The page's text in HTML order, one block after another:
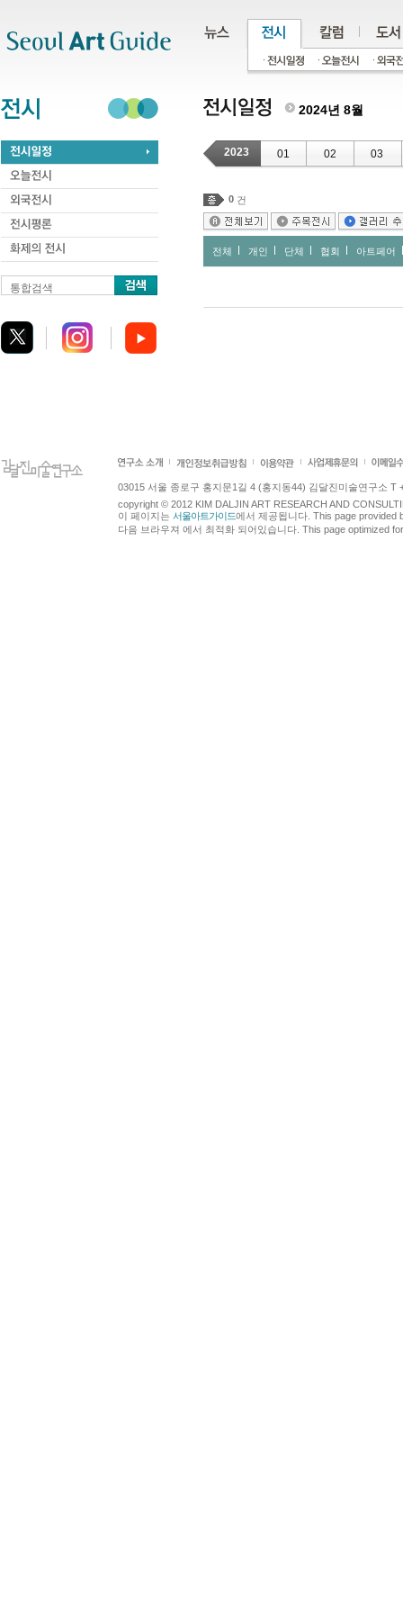
통합검색
2024년 8월
2023 01 02 03
0 건
전체 개인 단체 협회 아트페어
03015 서울 종로구 홍지문1길 4 (홍지동44) 김달진미술연구소 T
copyright © 2012 KIM DALJIN ART RESEARCH AND
이 페이지는 서울아트가이드에서 제공됩니다. This page provided
다음 브라우져 에서 최적화 되어있습니다. This page optimized